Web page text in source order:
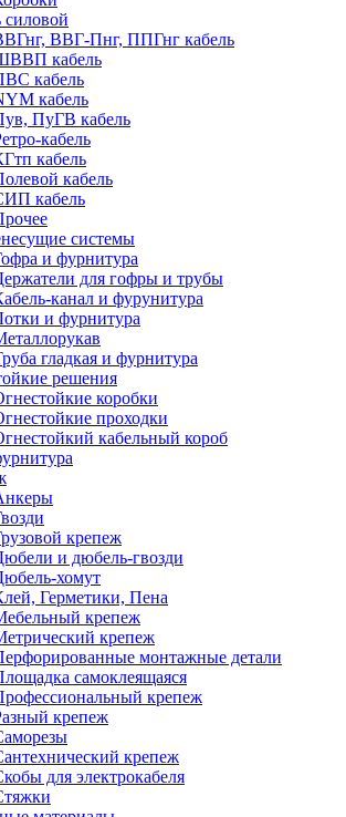
силовой
ВВГ-Пнг, ППГнг кабель
кабель
кабель
кабель
ПуГВ кабель
кабель
кабель
кабель
кабель
системы
и фурнитура
для гофры и трубы
канал и фурунитура
и фурнитура
гладкая и фурнитура
решения
коробки
проходки
кабельный короб
крепеж
и дюбель-гвозди
хомут
Герметики, Пена
крепеж
крепеж
монтажные детали
самоклеящаяся
крепеж
крепеж
крепеж
для электрокабеля